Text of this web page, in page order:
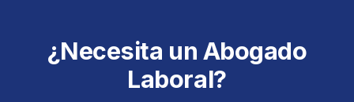
¿Necesita un Abogado
Laboral?